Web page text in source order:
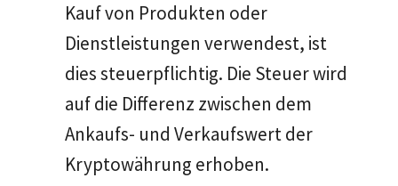
Kauf von Produkten oder
Dienstleistungen verwendest, ist
dies steuerpflichtig. Die Steuer wird
auf die Differenz zwischen dem
Ankaufs- und Verkaufswert der
Kryptowährung erhoben.